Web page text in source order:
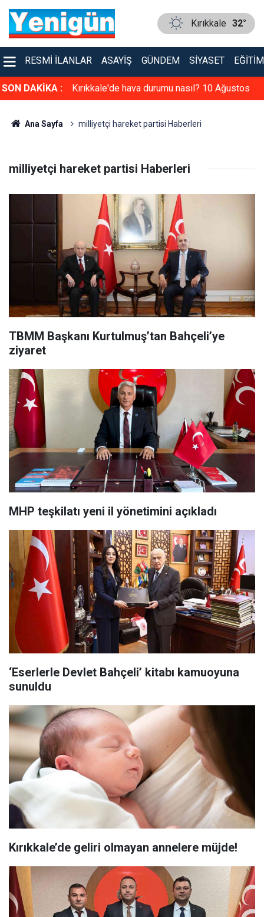
Kırıkkale 32°
RESMI İLANLAR ASAYIŞ GÜNDEM SIYASET EĞITIM
SON DAKİKA :
10 Ağustos Kırıkkale'de hava durumu nasıl? 10 Ağustos
Ana Sayfa milliyetçi hareket partisi Haberleri
milliyetçi hareket partisi Haberleri
TBMM Başkanı Kurtulmuş’tan Bahçeli’ye
ziyaret
MHP teşkilatı yeni il yönetimini açıkladı
‘Eserlerle Devlet Bahçeli’ kitabı kamuoyuna
sunuldu
Kırıkkale’de geliri olmayan annelere müjde!